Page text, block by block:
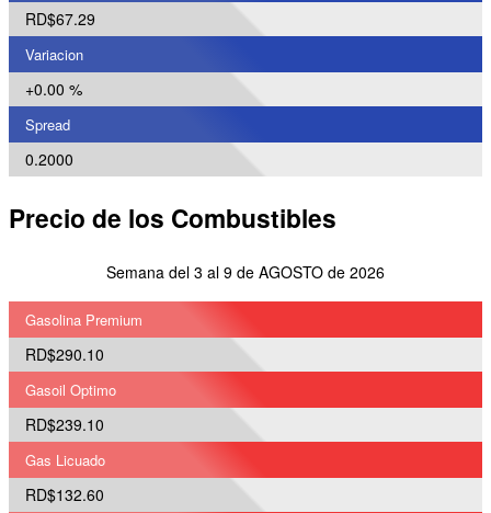
RD$67.29
Variacion
+0.00 %
Spread
0.2000
Precio de los Combustibles
Semana del 3 al 9 de AGOSTO de 2026
Gasolina Premium
RD$290.10
Gasoil Optimo
RD$239.10
Gas Licuado
RD$132.60